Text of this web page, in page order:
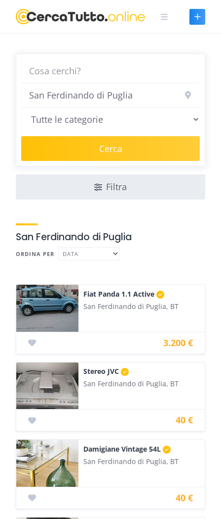
Cerca
Filtra
San Ferdinando di Puglia
ORDINA PER
Fiat Panda 1.1 Active
San Ferdinando di Puglia, BT
3.200 €
Stereo JVC
San Ferdinando di Puglia, BT
40 €
Damigiane Vintage 54L
San Ferdinando di Puglia, BT
40 €